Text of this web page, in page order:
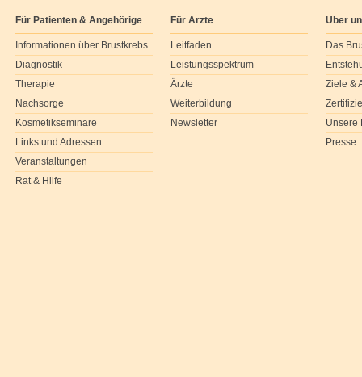
Für Patienten & Angehörige
Informationen über Brustkrebs
Diagnostik
Therapie
Nachsorge
Kosmetikseminare
Links und Adressen
Veranstaltungen
Rat & Hilfe
Für Ärzte
Leitfaden
Leistungsspektrum
Ärzte
Weiterbildung
Newsletter
Über
Das
Ziele &
Unsere
Presse